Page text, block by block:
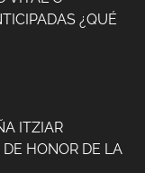
HONOR DE LA